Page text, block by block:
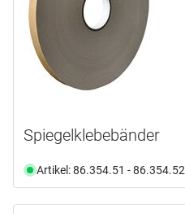
Spiegelklebebänder
Artikel: 86.354.51 - 86.354.52